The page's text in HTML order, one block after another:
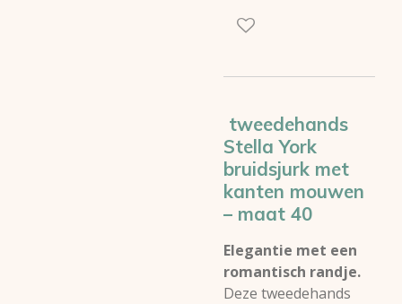
tweedehands
Stella York
bruidsjurk met
kanten mouwen
– maat 40
Elegantie met een
romantisch randje.
Deze tweedehands